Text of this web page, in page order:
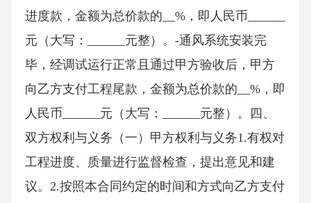
进度款，金额为总价款的__%，即人民币______
元（大写：______元整）。-通风系统安装完
毕，经调试运行正常且通过甲方验收后，甲方
向乙方支付工程尾款，金额为总价款的__%，即
人民币______元（大写：______元整）。四、
双方权利与义务（一）甲方权利与义务1.有权对
工程进度、质量进行监督检查，提出意见和建
议。2.按照本合同约定的时间和方式向乙方支付